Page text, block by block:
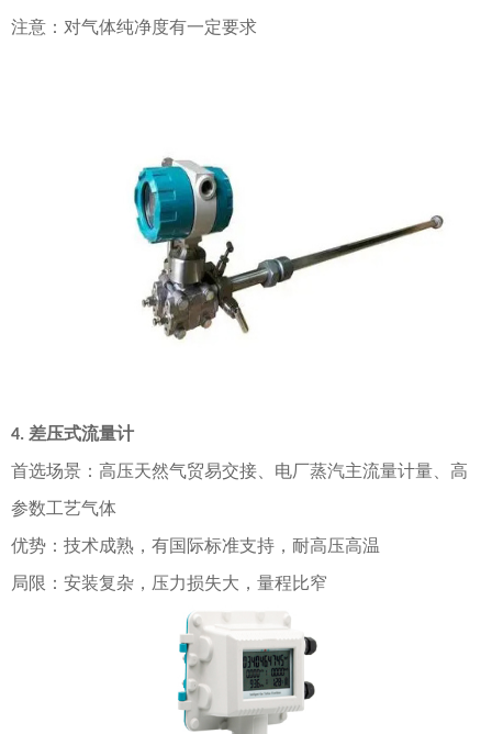
注意 ：对气体纯净度有一定要求
4. 差压式流量计
首选场景 ：高压天然气贸易交接、电厂蒸汽主流量计量、高
参数工艺气体
优势 ：技术成熟，有国际标准支持，耐高压高温
局限 ：安装复杂，压力损失大，量程比窄